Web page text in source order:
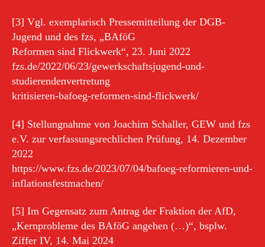
[3] Vgl. exemplarisch Pressemitteilung der DGB-
Jugend und des fzs, „BAföG
Reformen sind Flickwerk“, 23. Juni 2022
fzs.de/2022/06/23/gewerkschaftsjugend-und-
studierendenvertretung
kritisieren-bafoeg-reformen-sind-flickwerk/
[4] Stellungnahme von Joachim Schaller, GEW und fzs
e.V. zur verfassungsrechlichen Prüfung, 14. Dezember
2022
https://www.fzs.de/2023/07/04/bafoeg-reformieren-und-
inflationsfestmachen/
[5] Im Gegensatz zum Antrag der Fraktion der AfD,
„Kernprobleme des BAföG angehen (…)“, bsplw.
Ziffer IV, 14. Mai 2024